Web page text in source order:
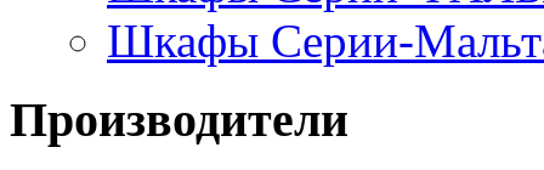
Шкафы Серии-
Производители